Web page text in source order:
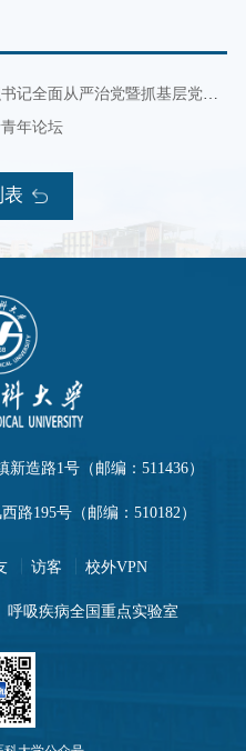
党暨抓基层党建工作现场述职评议考核会议
年论坛
表
造路1号（邮编：511436）
路195号（邮编：510182）
访客 校外VPN
呼吸疾病全国重点实验室